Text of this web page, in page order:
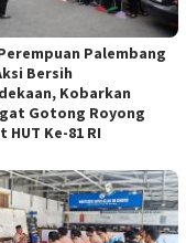
Palembang
Bersih
Kobarkan
Gotong Royong
HUT Ke-81 RI